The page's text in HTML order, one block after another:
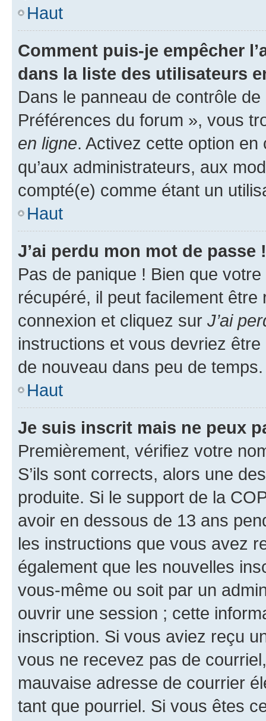
Haut
Comment puis-je empêcher
dans la liste des utilisateurs
Dans le panneau de contrôle
Préférences du forum », vous
en ligne. Activez cette option
qu’aux administrateurs, aux
compté(e) comme étant un
Haut
J’ai perdu mon mot de passe !
Pas de panique ! Bien que
récupéré, il peut facilement
connexion et cliquez sur J’ai
instructions et vous devriez
de nouveau dans peu de temps.
Haut
Je suis inscrit mais ne peux
Premièrement, vérifiez votre
S’ils sont corrects, alors une
produite. Si le support de la
avoir en dessous de 13 ans
les instructions que vous avez
également que les nouvelles
vous-même ou soit par un
ouvrir une session ; cette
inscription. Si vous aviez reçu
vous ne recevez pas de
mauvaise adresse de courrier
tant que pourriel. Si vous êtes